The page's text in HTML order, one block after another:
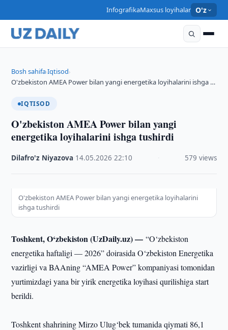
InfografikaMaxsus loyihalar O'z
Bosh sahifa›Iqtisod›
O'zbekiston AMEA Power bilan yangi energetika loyihalarini ishga …
IQTISOD
O'zbekiston AMEA Power bilan yangi
energetika loyihalarini ishga tushirdi
Dilafro'z Niyazova 14.05.2026 ·22:10 579 views
O'zbekiston AMEA Power bilan yangi energetika loyihalarini
ishga tushirdi
Toshkent, O‘zbekiston (UzDaily.uz) —“O‘zbekiston
energetika haftaligi — 2026” doirasida O‘zbekiston Energetika
vazirligi va BAAning “AMEA Power” kompaniyasi tomonidan
yurtimizdagi yana bir yirik energetika loyihasi qurilishiga start
berildi.
Toshkent shahrining Mirzo Ulug‘bek tumanida qiymati 86,1